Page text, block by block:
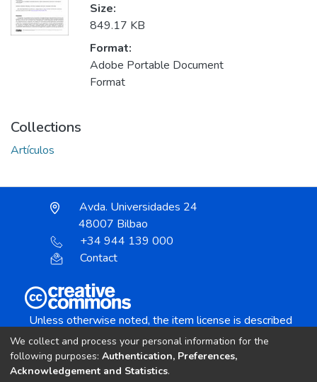
Size:
849.17 KB
Format:
Adobe Portable Document
Format
Collections
Artículos
Avda. Universidades 24
48007 Bilbao
+34 944 139 000
Contact
Unless otherwise noted, the item license is described
Creative Commons Attribution-NonCommercial-
We collect and process your personal information for the
following purposes: Authentication, Preferences,
Acknowledgement and Statistics.